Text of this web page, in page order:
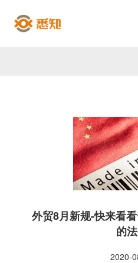
外贸8月新规-快来看
的
2020-